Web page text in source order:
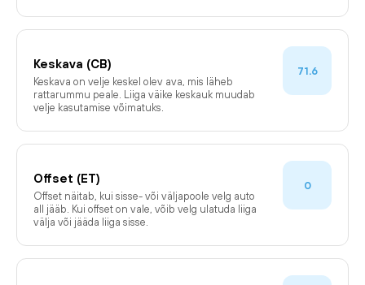
Keskava (CB)
Keskava on velje keskel olev ava, mis läheb
rattarummu peale. Liiga väike keskauk muudab
velje kasutamise võimatuks.
71.6
Offset (ET)
Offset näitab, kui sisse- või väljapoole velg auto
all jääb. Kui offset on vale, võib velg ulatuda liiga
välja või jääda liiga sisse.
0